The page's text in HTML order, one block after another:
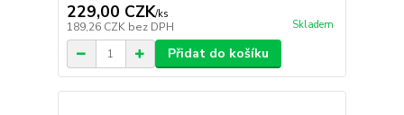
229,00 CZK/ks
189,26 CZK bez DPH Skladem
Přidat do košíku